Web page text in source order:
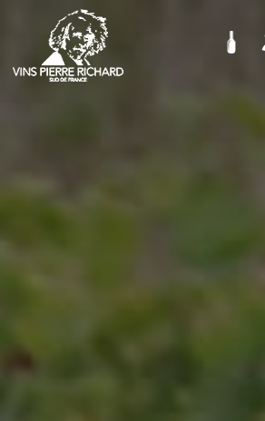
Panneau de gestion des cookies